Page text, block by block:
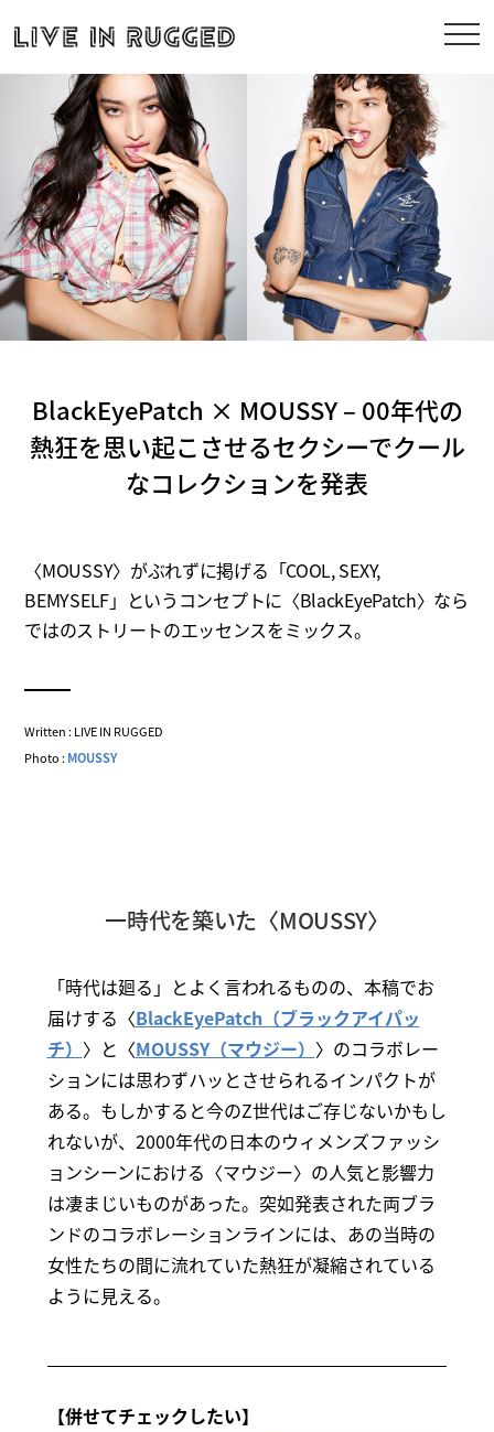
BlackEyePatch × MOUSSY – 00年代の
熱狂を思い起こさせるセクシーでクール
なコレクションを発表
〈MOUSSY〉がぶれずに掲げる「COOL, SEXY,
BEMYSELF」というコンセプトに〈BlackEyePatch〉なら
ではのストリートのエッセンスをミックス。
Written : LIVE IN RUGGED
Photo :MOUSSY
一時代を築いた〈MOUSSY〉
「時代は廻る」とよく言われるものの、本稿でお
届けする〈BlackEyePatch（ブラックアイパッ
チ） 〉と〈MOUSSY（マウジー） 〉のコラボレー
ションには思わずハッとさせられるインパクトが
ある。もしかすると今のZ世代はご存じないかもし
れないが、2000年代の日本のウィメンズファッシ
ョンシーンにおける〈マウジー〉の人気と影響力
は凄まじいものがあった。突如発表された両ブラ
ンドのコラボレーションラインには、あの当時の
女性たちの間に流れていた熱狂が凝縮されている
ように見える。
【併せてチェックしたい】